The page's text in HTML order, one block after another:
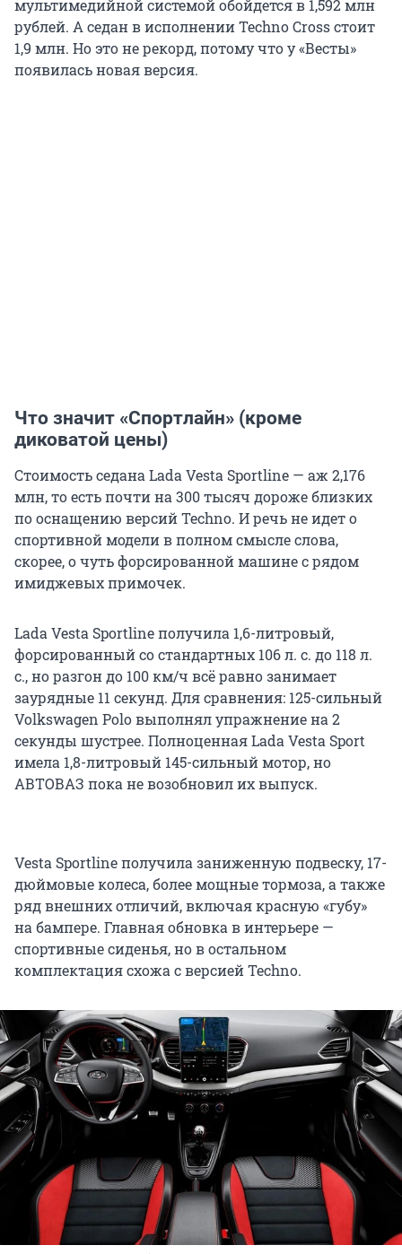
мультимедийной системой обойдется в 1,592 млн
рублей. А седан в исполнении Techno Cross стоит
1,9 млн. Но это не рекорд, потому что у «Весты»
появилась новая версия.
Что значит «Спортлайн» (кроме
диковатой цены)
Стоимость седана Lada Vesta Sportline — аж 2,176
млн, то есть почти на 300 тысяч дороже близких
по оснащению версий Techno. И речь не идет о
спортивной модели в полном смысле слова,
скорее, о чуть форсированной машине с рядом
имиджевых примочек.
Lada Vesta Sportline получила 1,6-литровый,
форсированный со стандартных 106 л. с. до 118 л.
с., но разгон до 100 км/ч всё равно занимает
заурядные 11 секунд. Для сравнения: 125-сильный
Volkswagen Polo выполнял упражнение на 2
секунды шустрее. Полноценная Lada Vesta Sport
имела 1,8-литровый 145-сильный мотор, но
АВТОВАЗ пока не возобновил их выпуск.
Vesta Sportline получила заниженную подвеску, 17-
дюймовые колеса, более мощные тормоза, а также
ряд внешних отличий, включая красную «губу»
на бампере. Главная обновка в интерьере —
спортивные сиденья, но в остальном
комплектация схожа с версией Techno.